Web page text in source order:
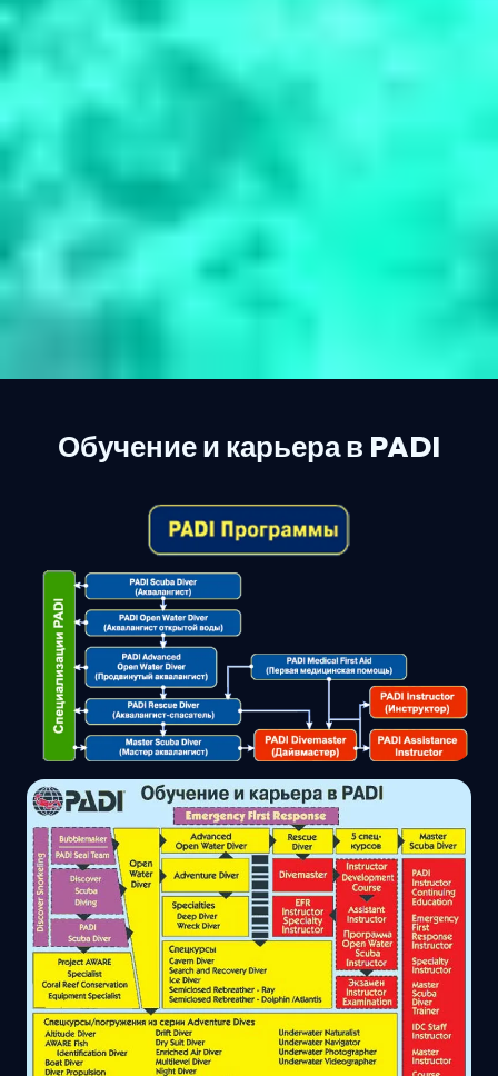
Обучение и карьера в PADI